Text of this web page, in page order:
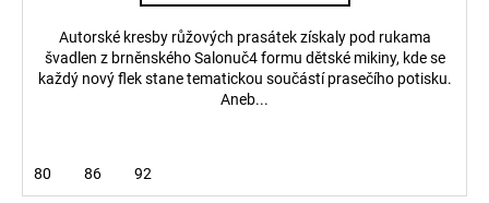
Autorské kresby růžových prasátek získaly pod rukama
švadlen z brněnského Salonuč4 formu dětské mikiny, kde se
každý nový flek stane tematickou součástí prasečího potisku.
Aneb...
80 86 92